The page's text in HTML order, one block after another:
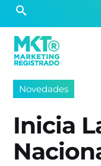
Novedades
Inicia